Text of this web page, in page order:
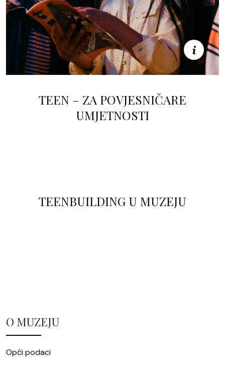
Saznaj više
TEEN – ZA POVJESNIČARE
UMJETNOSTI
TEENBUILDING U MUZEJU
O MUZEJU
Opći podaci